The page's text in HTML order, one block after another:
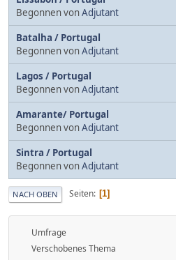
Begonnen vonAdjutant
Batalha / Portugal
Begonnen vonAdjutant
Lagos / Portugal
Begonnen vonAdjutant
Amarante/ Portugal
Begonnen vonAdjutant
Sintra / Portugal
Begonnen vonAdjutant
NACH OBEN Seiten 1
Umfrage
Verschobenes Thema